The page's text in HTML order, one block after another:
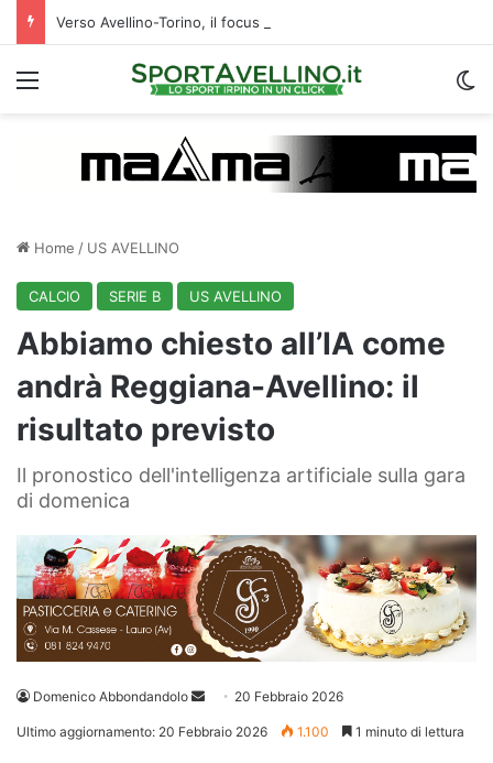
Verso Avellino-Torino, il focus sulla formazione granata
Menu
Home / US AVELLINO
CALCIO SERIE B US AVELLINO
Abbiamo chiesto all’IA come
andrà Reggiana-Avellino: il
risultato previsto
Il pronostico dell'intelligenza artificiale sulla gara
di domenica
Domenico Abbondandolo
Invia 20 Febbraio 2026
Ultimo aggiornamento: 20 Febbraio 2026 1.100 1 minuto di lettura